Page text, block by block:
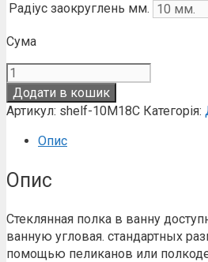
Радіус заокруглень мм.
Сума
Полиця
зі
скла
10
Додати в кошик
Артикул: shelf-10М18С Категорія:
Опис
Опис
Стеклянная полка в ванну
ванную угловая. стандартных
помощью пеликанов или